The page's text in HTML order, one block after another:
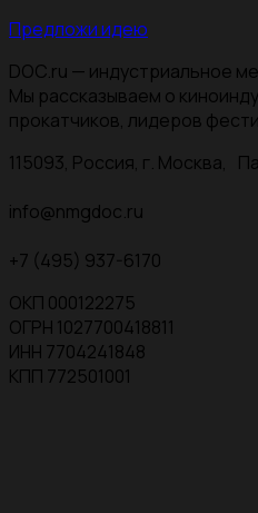
Предложи идею
DOC.ru — индустриальное
Мы рассказываем о
прокатчиков, лидеров
115093, Россия, г. Москва,
info@nmgdoc.ru
+7 (495) 937-6170
ОКП 000122275
ОГРН 1027700418811
ИНН 7704241848
КПП 772501001